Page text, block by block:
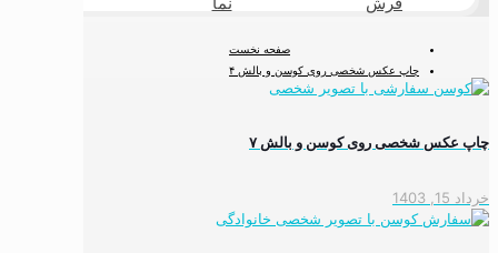
صفحه نخست
چاپ عکس شخصی روی کوسن و بالش ۴
چاپ عکس شخصی روی کوسن و بالش ۷
خرداد 15, 1403